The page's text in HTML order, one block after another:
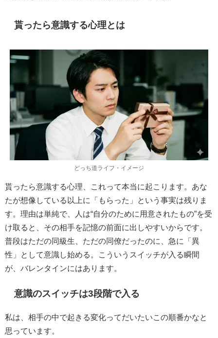
貰ったら意識する心理とは
どっち道ライフ・イメージ
貰ったら意識する心理、これって本当に起こります。あな
たが想像している以上に「もらった」という事実は残りま
す。理由は単純で、人は“自分のために用意されたもの”を受
け取ると、その相手を記憶の前面に出しやすいからです。
普段はただの同級生、ただの同僚だったのに、急に「異
性」として意識し始める。こういうスイッチが入る瞬間
が、バレンタインにはあります。
意識のスイッチは3段階で入る
私は、相手の中で起きる変化ってだいたいこの順番かなと
思っています。